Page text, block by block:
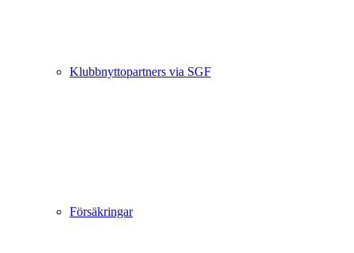
Klubbnyttopartners via SGF
Försäkringar